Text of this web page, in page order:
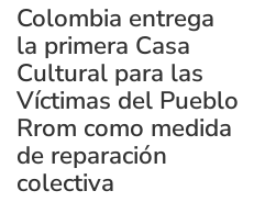
Colombia entrega
la primera Casa
Cultural para las
Víctimas del Pueblo
Rrom como medida
de reparación
colectiva